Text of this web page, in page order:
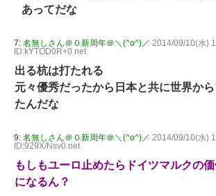
あってだな
7: 名無しさん＠０新周年＠＼(^o^)／ 2014/09/10(水)
ID:kYTOD0R+0.net
出る杭は打たれる
元々優秀だったから日本と共に世界か
たんだな
9: 名無しさん＠０新周年＠＼(^o^)／ 2014/09/10(水)
ID:929X/Nsv0.net
もしもユーロ止めたらドイツマルクの
になるん？